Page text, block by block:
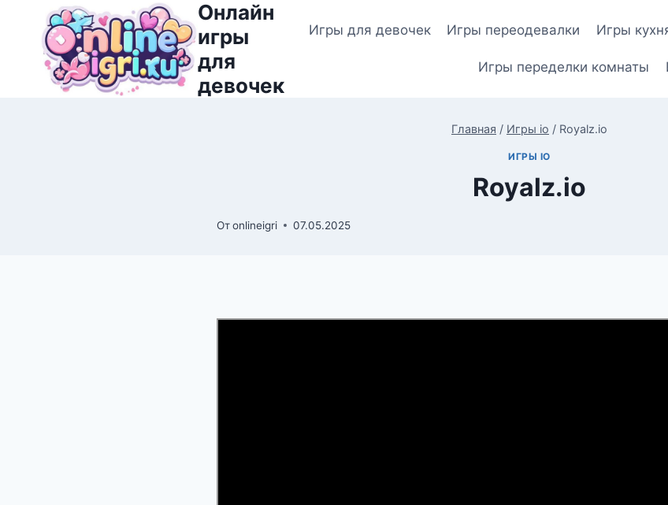
Перейти
содержимому
Онлайн
игры
для
девочек
Игры для девочек Игры переодевалки Игры
Игры переделки комнаты
Главная / Игры io / Royalz.io
ИГРЫ IO
Royalz.io
Отonlineigri 07.05.2025